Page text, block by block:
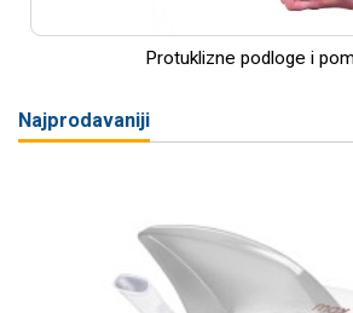
Protuklizne podloge i
Najprodavaniji